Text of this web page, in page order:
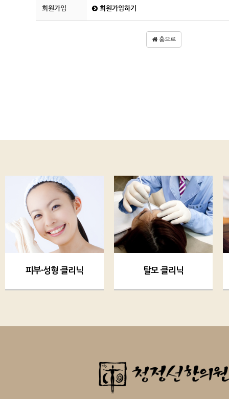
회원가입 회원가입하기
홈으로
피부·성형 클리닉 탈모 클리닉